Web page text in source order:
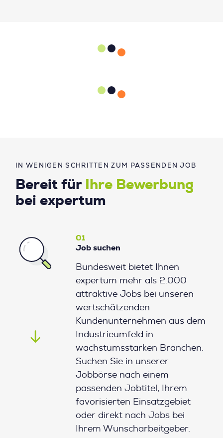
IN WENIGEN SCHRITTEN ZUM PASSENDEN JOB
Bereit für
Ihre Bewerbung
bei expertum
01
Job suchen
Bundesweit bietet Ihnen
expertum mehr als 2.000
attraktive Jobs bei unseren
wertschätzenden
Kundenunternehmen aus dem
Industrieumfeld in
wachstumsstarken Branchen.
Suchen Sie in unserer
Jobbörse nach einem
passenden Jobtitel, Ihrem
favorisierten Einsatzgebiet
oder direkt nach Jobs bei
Ihrem Wunscharbeitgeber.